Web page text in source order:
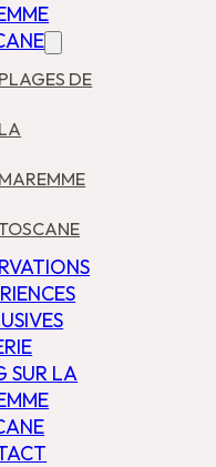
PLAGES DE
LA
MAREMME
SUR LA